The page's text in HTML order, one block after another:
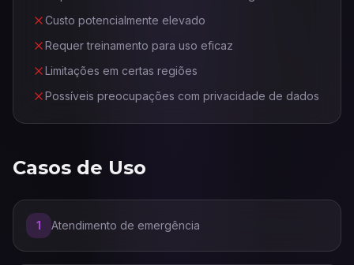
Custo potencialmente elevado
Requer treinamento para uso eficaz
Limitações em certas regiões
Possíveis preocupações com privacidade de dados
Casos de Uso
1 Atendimento de emergência